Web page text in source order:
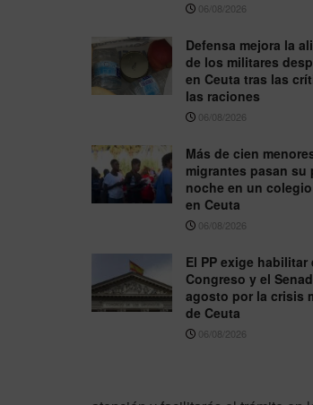
06/08/2026
Defensa mejora la
de los militares
en Ceuta tras las
las raciones
06/08/2026
Más de cien
migrantes pasan su
noche en un
en Ceuta
06/08/2026
El PP exige habilitar
Congreso y el
agosto por la crisis
de Ceuta
06/08/2026